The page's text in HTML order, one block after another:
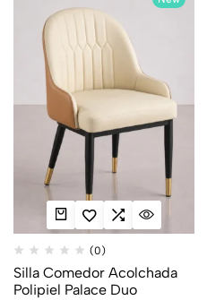
(0)
Silla Comedor Acolchada
Polipiel Palace Duo